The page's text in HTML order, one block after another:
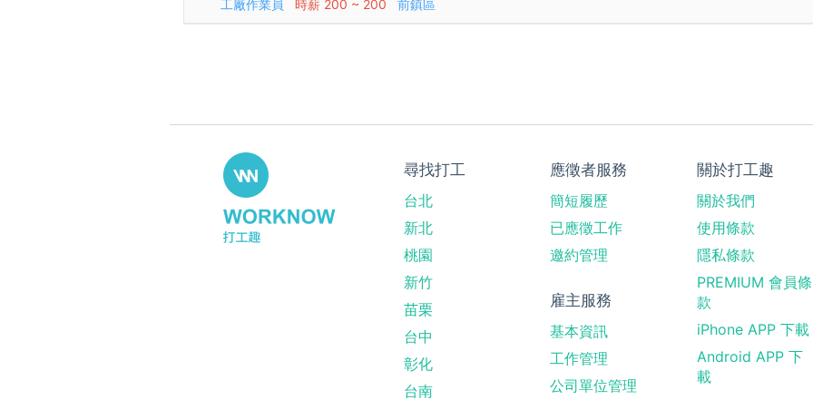
工廠作業員
時薪 200 ~ 200 前鎮區
尋找打工
台北
新北
桃園
新竹
苗栗
台中
彰化
台南
應徵者服務
簡短履歷
已應徵工作
邀約管理
雇主服務
基本資訊
工作管理
公司單位管理
關於打工趣
關於我們
使用條款
隱私條款
PREMIUM 會員條
款
iPhone APP 下載
Android APP 下
載